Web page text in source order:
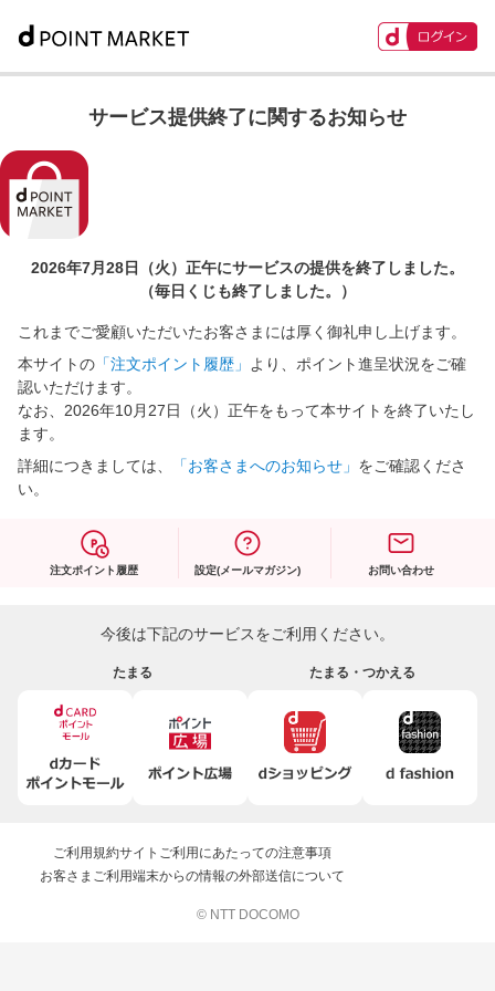
サービス提供終了に関するお知らせ
2026年7月28日（火）正午にサービスの提供を終了しました。
（毎日くじも終了しました。）
これまでご愛顧いただいたお客さまには厚く御礼申し上げます。
本サイトの 「注文ポイント履歴」
より、ポイント進呈状況をご確
認いただけます。
なお、2026年10月27日（火）正午をもって本サイトを終了いたし
ます。
詳細につきましては、
「お客さまへのお知らせ」 をご確認くださ
い。
注文ポイント履歴 設定(メールマガジン) お問い合わせ
今後は下記のサービスをご利用ください。
たまる たまる・つかえる
ご利用規約サイトご利用にあたっての注意事項
お客さまご利用端末からの情報の外部送信について
© NTT DOCOMO